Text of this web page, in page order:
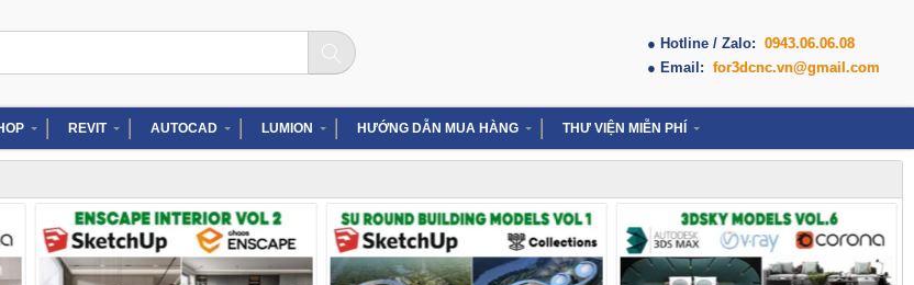
● Hotline / Zalo: 0943.06.06.08
● Email: for3dcnc.vn@gmail.com
REVIT AUTOCAD LUMION HƯỚNG DẪN MUA HÀNG THƯ VIỆN MIỄN PHÍ